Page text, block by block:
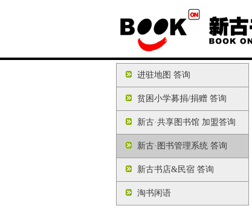
进驻地图 答询
贫困小学募捐/捐赠 答询
新古·共享图书馆 加盟答询
新古·图书管理系统 答询
新古书店&民宿 答询
淘书闲语